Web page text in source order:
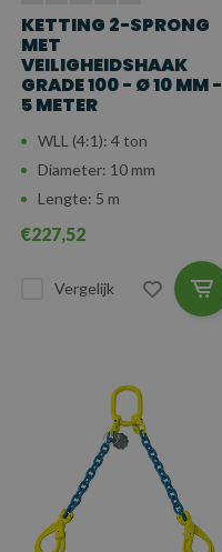
KETTING 2-SPRONG
MET
VEILIGHEIDSHAAK
GRADE 100 - Ø 10 MM -
5 METER
WLL (4:1): 4 ton
Diameter: 10 mm
Lengte: 5 m
€227,52
Vergelijk